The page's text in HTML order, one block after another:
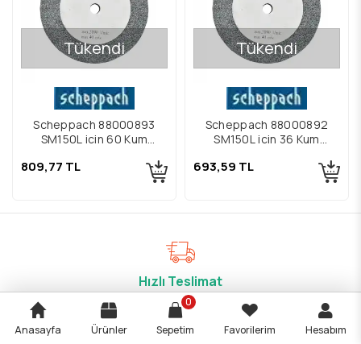
Tükendi
Scheppach 88000893
SM150L için 60 Kum
809,77 TL
Tükendi
Scheppach 88000892
SM150L için 36 Kum
693,59 TL
Hızlı Teslimat
Saat 14:00’e kadar verilen siparişleriniz stok
durumuna göre aynı gün kargo firmasına teslim edilir!
Anasayfa Ürünler Sepetim
0
Favorilerim Hesabım